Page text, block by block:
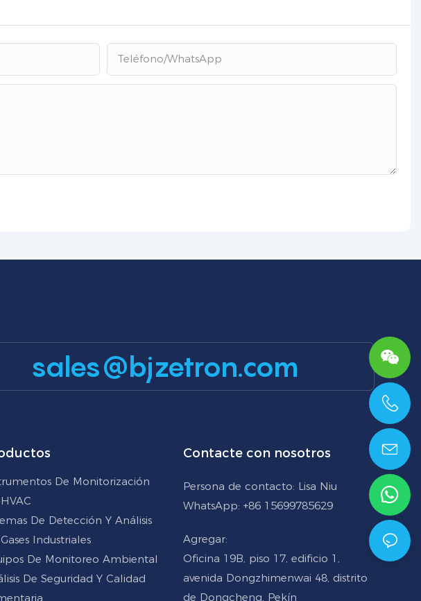
Teléfono/WhatsApp
sales@bjzetron.com
De Monitorización
De Detección Y Análisis
Industriales
De Monitoreo Ambiental
De Seguridad Y Calidad
Contacte con nosotros
Persona de contacto: Lisa Niu
WhatsApp: +86 15699785629
Agregar:
Oficina 19B, piso 17, edificio 1,
avenida Dongzhimenwai 48, distrito
de Dongcheng, Pekín